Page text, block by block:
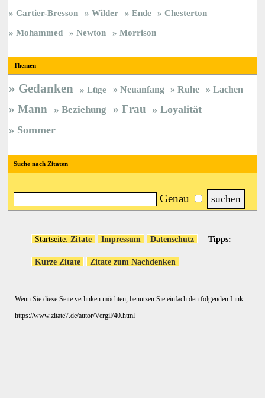
Cartier-Bresson
Wilder Ende
Chesterton
Mohammed
Newton Morrison
Themen
Gedanken Lüge Neuanfang Ruhe Lachen
Mann Beziehung Frau
Loyalität
Sommer
Suche nach Zitaten
Genau
Startseite: Zitate Impressum Datenschutz Tipps:
Kurze Zitate Zitate zum Nachdenken
Wenn Sie diese Seite verlinken möchten, benutzen Sie einfach den folgenden Link:
https://www.zitate7.de/autor/Vergil/40.html